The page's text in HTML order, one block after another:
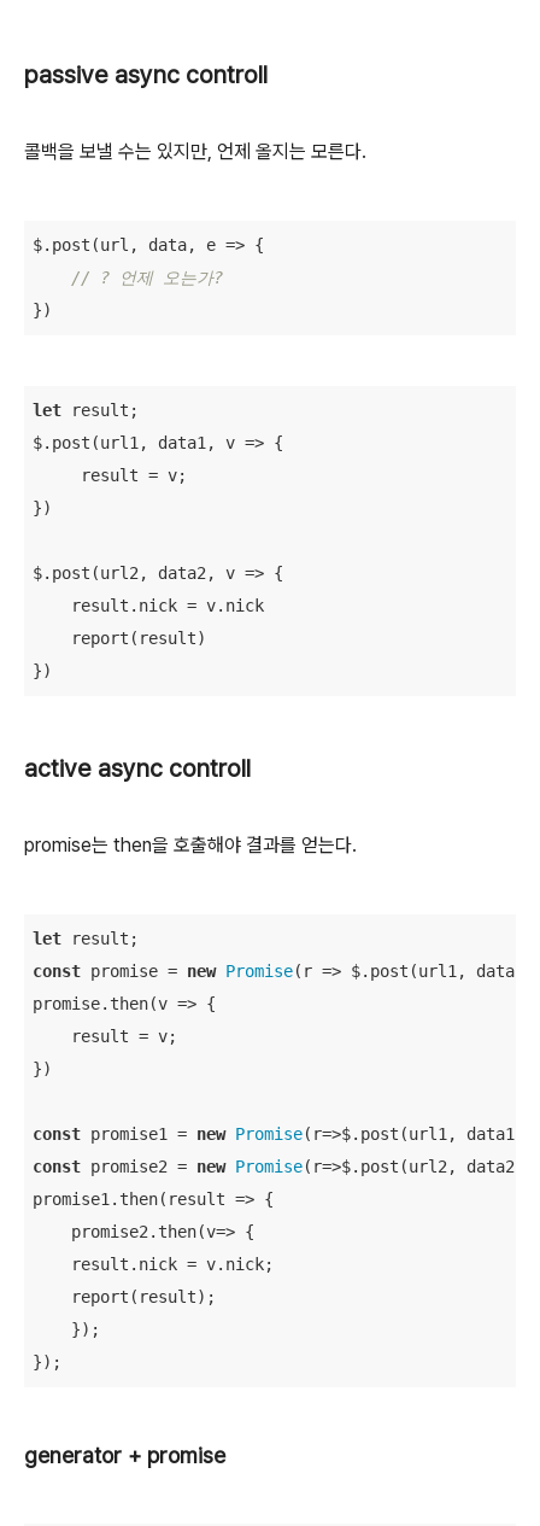
passive async controll
콜백을 보낼 수는 있지만, 언제 올지는 모른다.
$.post(url, data, e => {
// ? 언제 오는가?
})
let result;
$.post(url1, data1, v => {
     result = v;
})
$.post(url2, data2, v => {
    result.nick = v.nick
    report(result)
active async controll
promise는 then을 호출해야 결과를 얻는다.
let
const promise = new Promise( r => $.post(url1,
promise.then(v => {
    result = v;
})
const promise1 = new Promise( r=>
const promise2 = new Promise( r=>$.post(url2, data2,
promise1.then( result => {
    promise2.then(
v=> {
    result.nick = v.nick;
    report(result);
    });
});
generator + promise